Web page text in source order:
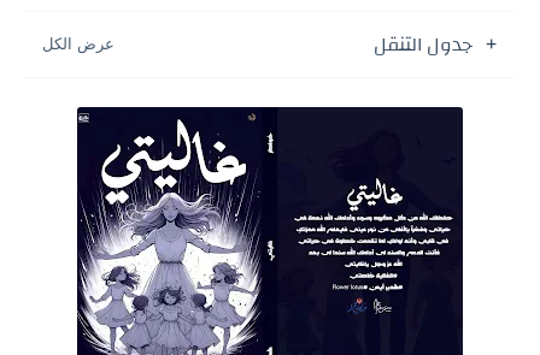
جدول التنقل